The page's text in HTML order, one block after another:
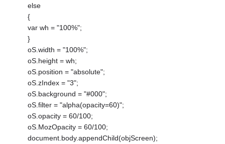
else
{
var wh = "100%";
}
oS.width = "100%";
oS.height = wh;
oS.position = "absolute";
oS.zIndex = "3";
oS.background = "#000";
oS.filter = "alpha(opacity=60)";
oS.opacity = 60/100;
oS.MozOpacity = 60/100;
document.body.appendChild(objScreen);